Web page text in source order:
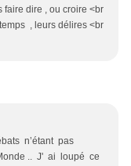
faire dire , ou croire <br
, leurs délires <br
n’étant pas
.. J' ai loupé ce